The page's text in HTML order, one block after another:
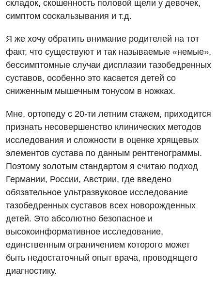
складок, скошенность половой щели у девочек,
симптом соскальзывания и т.д.
Я же хочу обратить внимание родителей на тот
факт, что существуют и так называемые «немые»,
бессимптомные случаи дисплазии тазобедренных
суставов, особенно это касается детей со
сниженным мышечным тонусом в ножках.
Мне, ортопеду с 20-ти летним стажем, приходится
признать несовершенство клинических методов
исследования и сложности в оценке хрящевых
элементов сустава по данным рентгенограммы.
Поэтому золотым стандартом я считаю подход
Германии, России, Австрии, где введено
обязательное ультразвуковое исследование
тазобедренных суставов всех новорожденных
детей. Это абсолютно безопасное и
высокоинформативное исследование,
единственным ограничением которого может
быть недостаточный опыт врача, проводящего
диагностику.